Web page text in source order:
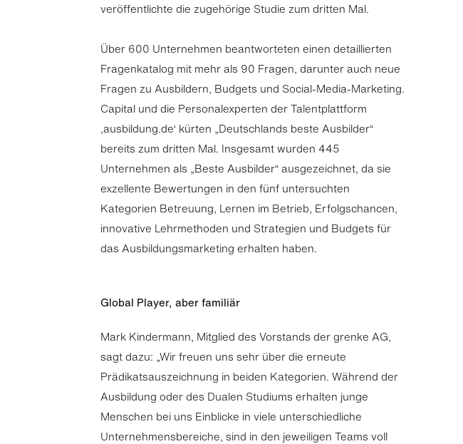
veröffentlichte die zugehörige Studie zum dritten Mal.
Über 600 Unternehmen beantworteten einen detaillierten
Fragenkatalog mit mehr als 90 Fragen, darunter auch neue
Fragen zu Ausbildern, Budgets und Social-Media-Marketing.
Capital und die Personalexperten der Talentplattform
‚ausbildung.de‘ kürten „Deutschlands beste Ausbilder“
bereits zum dritten Mal. Insgesamt wurden 445
Unternehmen als „Beste Ausbilder“ ausgezeichnet, da sie
exzellente Bewertungen in den fünf untersuchten
Kategorien Betreuung, Lernen im Betrieb, Erfolgschancen,
innovative Lehrmethoden und Strategien und Budgets für
das Ausbildungsmarketing erhalten haben.
Global Player, aber familiär
Mark Kindermann, Mitglied des Vorstands der grenke AG,
sagt dazu: „Wir freuen uns sehr über die erneute
Prädikatsauszeichnung in beiden Kategorien. Während der
Ausbildung oder des Dualen Studiums erhalten junge
Menschen bei uns Einblicke in viele unterschiedliche
Unternehmensbereiche, sind in den jeweiligen Teams voll